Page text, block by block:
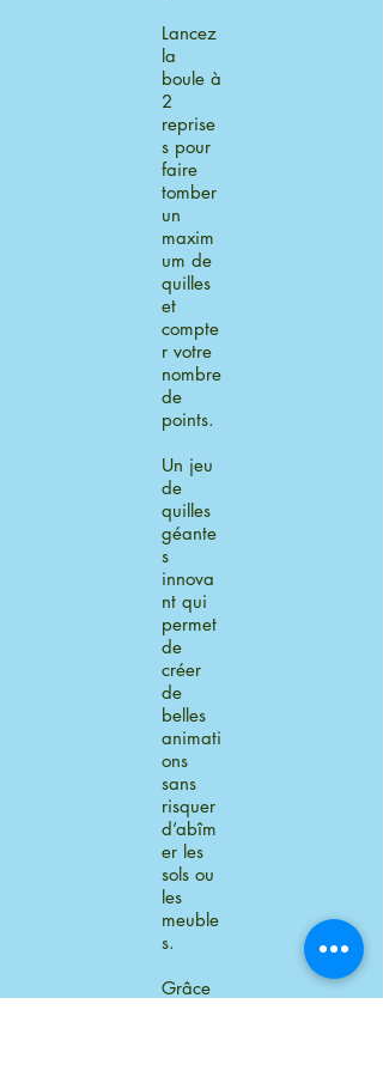
Lancez
la
boule à
2
reprise
s pour
faire
tomber
un
maxim
um de
quilles
et
compte
r votre
nombre
de
points.
Un jeu
de
quilles
géante
s
innova
nt qui
permet
de
créer
de
belles
animati
ons
sans
risquer
d’abîm
er les
sols ou
les
meuble
s.
Grâce